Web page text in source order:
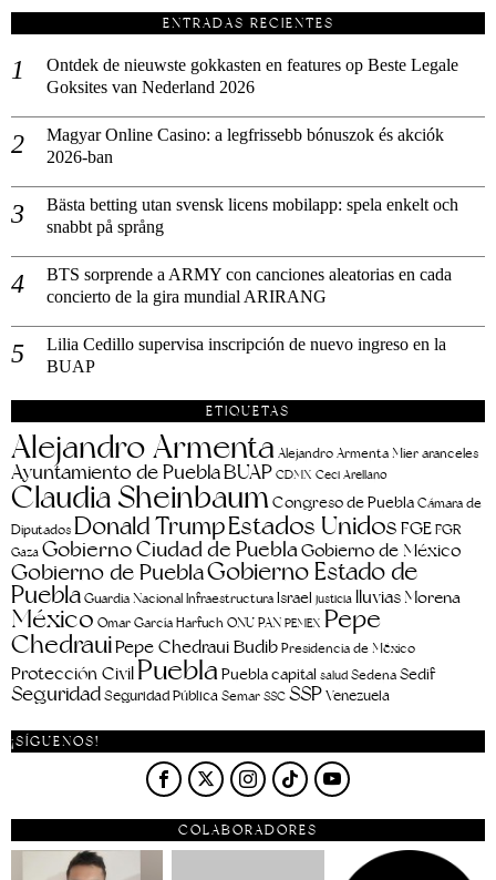
ENTRADAS RECIENTES
Ontdek de nieuwste gokkasten en features op Beste Legale
Goksites van Nederland 2026
Magyar Online Casino: a legfrissebb bónuszok és akciók
2026-ban
Bästa betting utan svensk licens mobilapp: spela enkelt och
snabbt på språng
BTS sorprende a ARMY con canciones aleatorias en cada
concierto de la gira mundial ARIRANG
Lilia Cedillo supervisa inscripción de nuevo ingreso en la
BUAP
ETIQUETAS
Alejandro Armenta Alejandro Armenta Mier aranceles
Ayuntamiento de PueblaBUAP CDMX Ceci Arellano
Claudia SheinbaumCongreso de Puebla Cámara de
Diputados Donald TrumpEstados Unidos FGEFGR
Gaza Gobierno Ciudad de PueblaGobierno de México
Gobierno de PueblaGobierno Estado de
PueblaGuardia Nacional Infraestructura Israel justicia lluviasMorena
México Omar García Harfuch ONU PAN PEMEX Pepe
ChedrauiPepe Chedraui BudibPresidencia de México
Protección Civil PueblaPuebla capital salud Sedena Sedif
SeguridadSeguridad Pública Semar SSC SSPVenezuela
¡SÍGUENOS!
COLABORADORES